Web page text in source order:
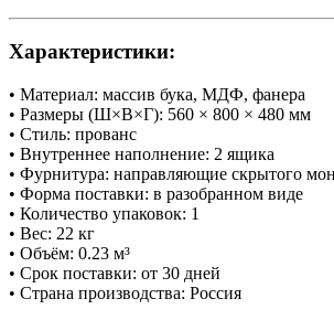
Характеристики:
• Материал: массив бука, МДФ, фанера
• Размеры (Ш×В×Г): 560 × 800 × 480 мм
• Стиль: прованс
• Внутреннее наполнение: 2 ящика
• Фурнитура: направляющие скрытого
• Форма поставки: в разобранном виде
• Количество упаковок: 1
• Вес: 22 кг
• Объём: 0.23 м³
• Срок поставки: от 30 дней
• Страна производства: Россия